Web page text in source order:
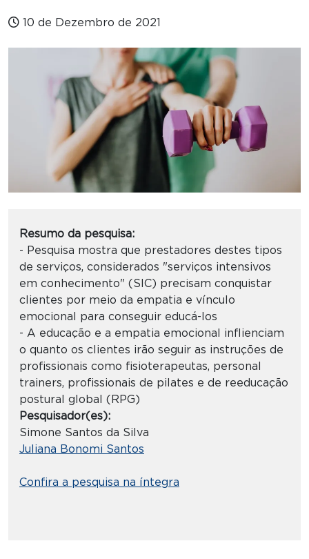
10 de Dezembro de 2021
Resumo da pesquisa:
- Pesquisa mostra que prestadores destes tipos
de serviços, considerados "serviços intensivos
em conhecimento" (SIC) precisam conquistar
clientes por meio da empatia e vínculo
emocional para conseguir educá-los
- A educação e a empatia emocional inflienciam
o quanto os clientes irão seguir as instruções de
profissionais como fisioterapeutas, personal
trainers, profissionais de pilates e de reeducação
postural global (RPG)
Pesquisador(es):
Simone Santos da Silva
Juliana Bonomi Santos
Confira a pesquisa na íntegra